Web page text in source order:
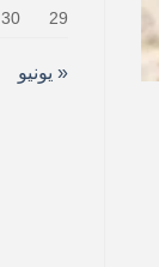
29
30
« يونيو